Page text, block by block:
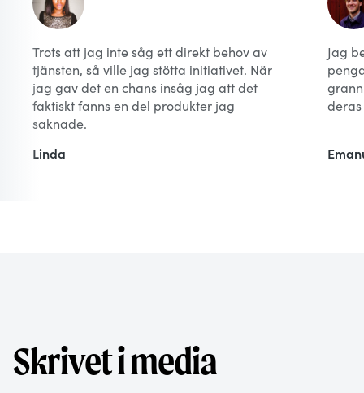
Trots att jag inte såg ett direkt behov av
tjänsten, så ville jag stötta initiativet. När
jag gav det en chans insåg jag att det
faktiskt fanns en del produkter jag
saknade.
Linda
Jag
Skrivet i media